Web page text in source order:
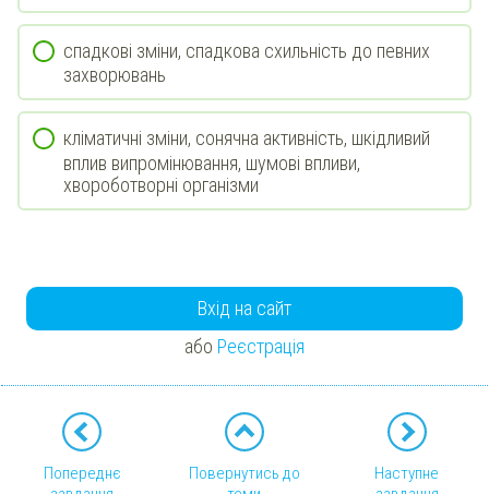
спадкові зміни, спадкова схильність до певних
захворювань
кліматичні зміни, сонячна активність, шкідливий
вплив випромінювання, шумові впливи,
хвороботворні організми
Вхід на сайт
або Реєстрація
Попереднє
Повернутись до
Наступне